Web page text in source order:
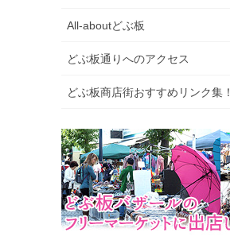
All-aboutどぶ板
どぶ板通りへのアクセス
どぶ板商店街おすすめリンク集！